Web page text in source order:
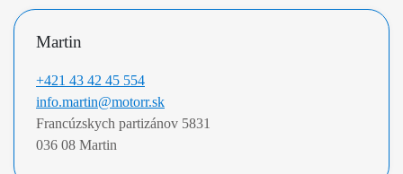
Martin
+421 43 42 45 554
info.martin@motorr.sk
Francúzskych partizánov 5831
036 08 Martin